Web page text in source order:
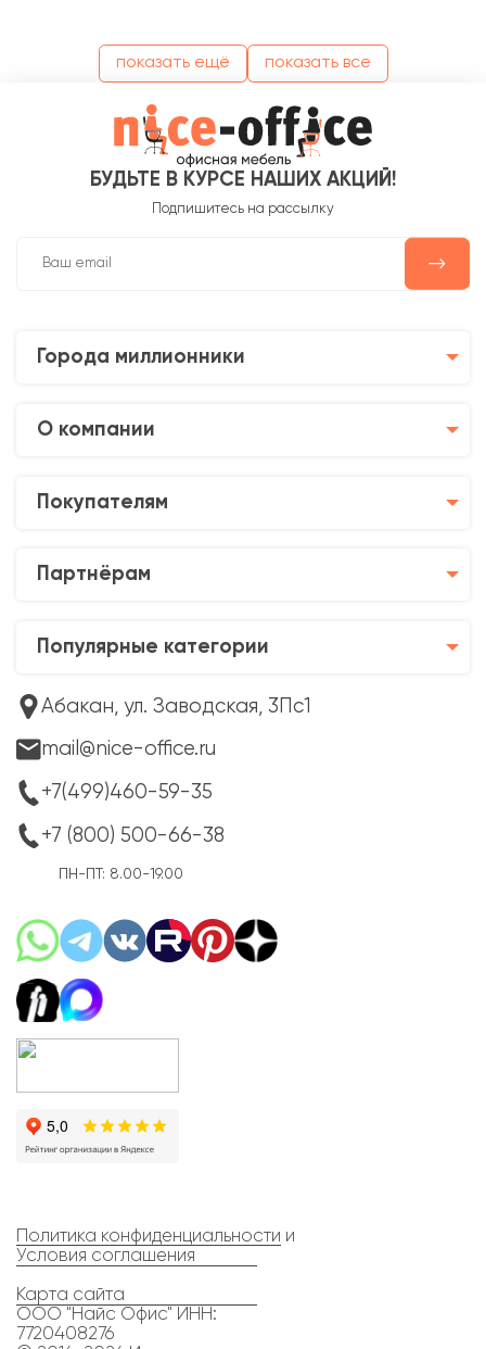
показать ещё показать все
БУДЬТЕ В КУРСЕ НАШИХ АКЦИЙ!
Подпишитесь на рассылку
Города миллионники
О компании
Покупателям
Партнёрам
Популярные категории
Абакан, ул. Заводская, 3Пс1
mail@nice-office.ru
+7(499)460-59-35
+7 (800) 500-66-38
ПН-ПТ: 8.00-19.00
Политика конфиденциальности и
Условия соглашения
Карта сайта
ООО "Найс Офис" ИНН:
7720408276